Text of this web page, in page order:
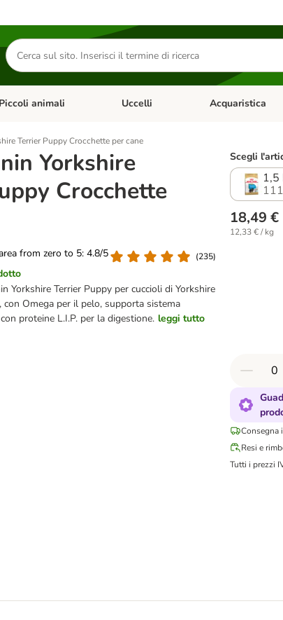
Cerca
prodotti
Menu Categoria: Diete e antiparassitari
Piccoli animali Apri Menu Categoria: Piccoli animali
Uccelli Apri Menu
Acquaristica
Terrier Puppy Crocchette per cane
Yorkshire
Crocchette
from zero to 5: 4.8/5
(235)
Yorkshire Terrier Puppy per cuccioli di Yorkshire
con Omega per il pelo, supporta sistema
proteine L.I.P. per la digestione. leggi tutto
Scegli
1,5
18,49 €
12,33 € / kg
Consegna
Resi e
Tutti i prezzi